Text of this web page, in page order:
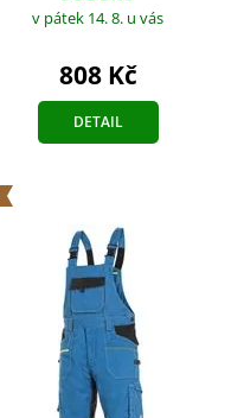
v pátek 14. 8. u vás
808 Kč
DETAIL